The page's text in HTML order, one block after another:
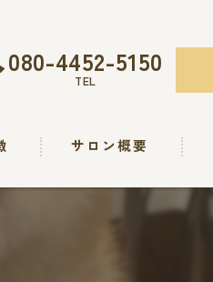
080-4452-5150
TEL
サロン概要